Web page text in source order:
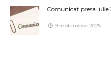
Comunicat presa iulie
9 septembrie 2025